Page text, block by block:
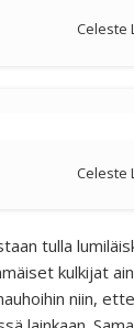
Celeste
Celeste
tulla
kulkijat
niin,